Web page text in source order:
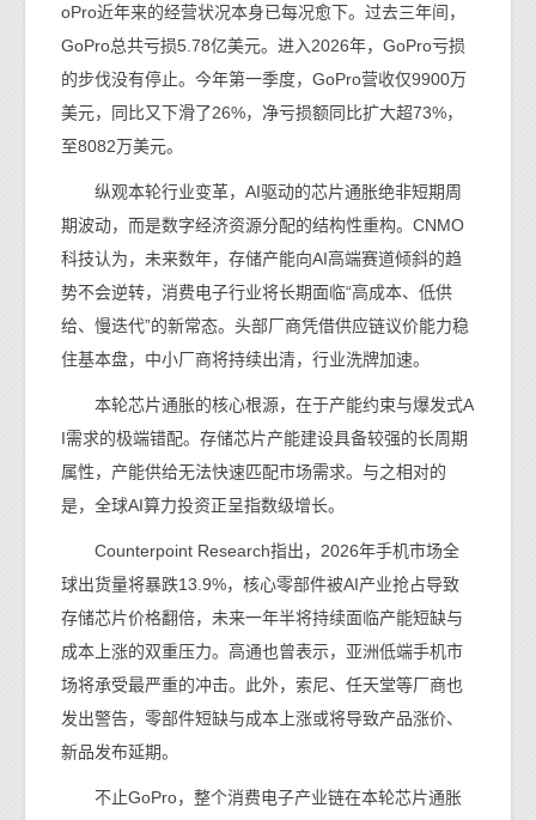
oPro近年来的经营状况本身已每况愈下。过去三年间，
GoPro总共亏损5.78亿美元。进入2026年，GoPro亏损
的步伐没有停止。今年第一季度，GoPro营收仅9900万
美元，同比又下滑了26%，净亏损额同比扩大超73%，
至8082万美元。
纵观本轮行业变革，AI驱动的芯片通胀绝非短期周
期波动，而是数字经济资源分配的结构性重构。CNMO
科技认为，未来数年，存储产能向AI高端赛道倾斜的趋
势不会逆转，消费电子行业将长期面临“高成本、低供
给、慢迭代”的新常态。头部厂商凭借供应链议价能力稳
住基本盘，中小厂商将持续出清，行业洗牌加速。
本轮芯片通胀的核心根源，在于产能约束与爆发式A
I需求的极端错配。存储芯片产能建设具备较强的长周期
属性，产能供给无法快速匹配市场需求。与之相对的
是，全球AI算力投资正呈指数级增长。
Counterpoint Research指出，2026年手机市场全
球出货量将暴跌13.9%，核心零部件被AI产业抢占导致
存储芯片价格翻倍，未来一年半将持续面临产能短缺与
成本上涨的双重压力。高通也曾表示，亚洲低端手机市
场将承受最严重的冲击。此外，索尼、任天堂等厂商也
发出警告，零部件短缺与成本上涨或将导致产品涨价、
新品发布延期。
不止GoPro，整个消费电子产业链在本轮芯片通胀